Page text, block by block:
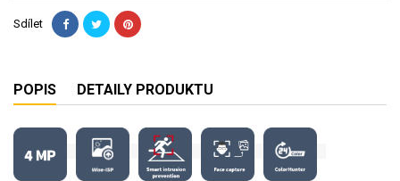
Sdílet
POPIS DETAILY PRODUKTU